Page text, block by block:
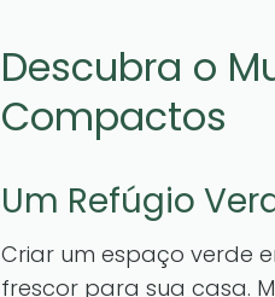
Descubra o
Compactos
Um Refúgio
Criar um espaço verde
frescor para sua casa.